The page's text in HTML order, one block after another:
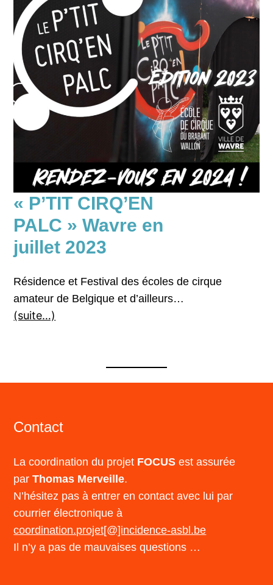
« P’TIT CIRQ’EN
PALC » Wavre en
juillet 2023
Résidence et Festival des écoles de cirque
amateur de Belgique et d’ailleurs…
(suite…)
Contact
La coordination du projet FOCUS est assurée
parThomas Merveille.
N’hésitez pas à entrer en contact avec lui par
courrier électronique à
coordination.projet[@]incidence-asbl.be
Il n’y a pas de mauvaises questions …